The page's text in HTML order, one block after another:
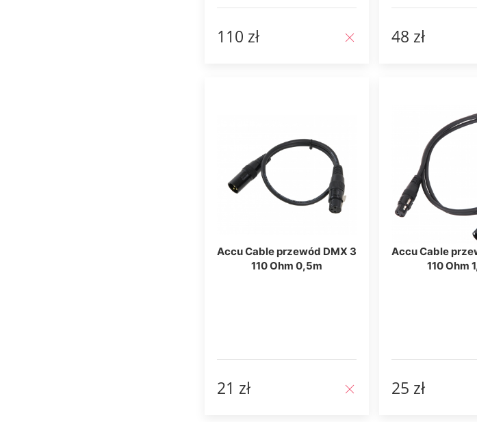
110 zł 48 zł
Accu Cable przewód DMX 3
110 Ohm 0,5m
21 zł
Accu Cable
110 Ohm
25 zł